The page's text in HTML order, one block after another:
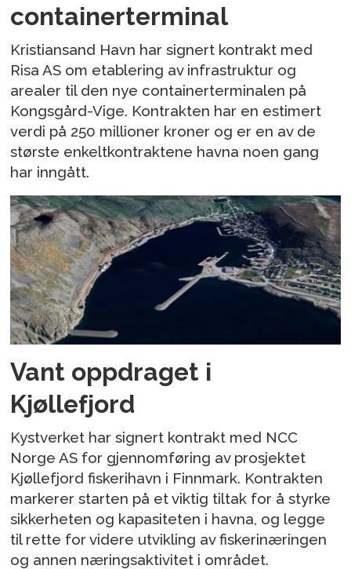
containerterminal
Kristiansand Havn har signert kontrakt med
Risa AS om etablering av infrastruktur og
arealer til den nye containerterminalen på
Kongsgård-Vige. Kontrakten har en estimert
verdi på 250 millioner kroner og er en av de
største enkeltkontraktene havna noen gang
har inngått.
Vant oppdraget i
Kjøllefjord
Kystverket har signert kontrakt med NCC
Norge AS for gjennomføring av prosjektet
Kjøllefjord fiskerihavn i Finnmark. Kontrakten
markerer starten på et viktig tiltak for å styrke
sikkerheten og kapasiteten i havna, og legge
til rette for videre utvikling av fiskerinæringen
og annen næringsaktivitet i området.